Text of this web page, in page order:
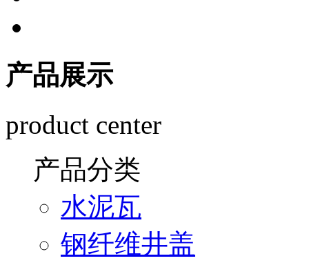
产品展示
product center
产品分类
水泥瓦
钢纤维井盖